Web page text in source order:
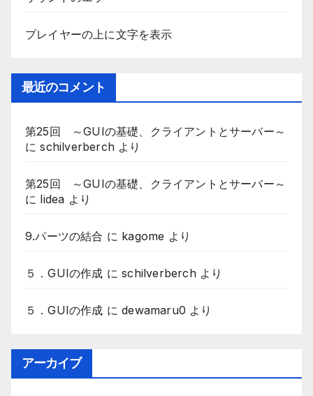
プレイヤーの上に文字を表示
最近のコメント
第25回 ～GUIの基礎、クライアントとサーバー～
にschilverberch より
第25回 ～GUIの基礎、クライアントとサーバー～
に lidea より
9.パーツの結合 に kagome より
５．GUIの作成 にschilverberchより
５．GUIの作成 にdewamaru0 より
アーカイブ